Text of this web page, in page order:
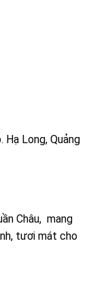
Hạ Long, Quảng
Châu, mang
tươi mát cho